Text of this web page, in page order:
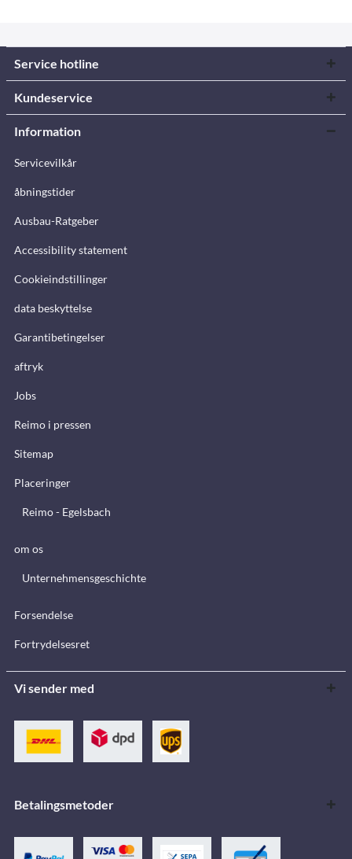
Service hotline
Kundeservice
Information
Servicevilkår
åbningstider
Ausbau-Ratgeber
Accessibility statement
Cookieindstillinger
data beskyttelse
Garantibetingelser
aftryk
Jobs
Reimo i pressen
Sitemap
Placeringer
Reimo - Egelsbach
om os
Unternehmensgeschichte
Forsendelse
Fortrydelsesret
Vi sender med
Betalingsmetoder